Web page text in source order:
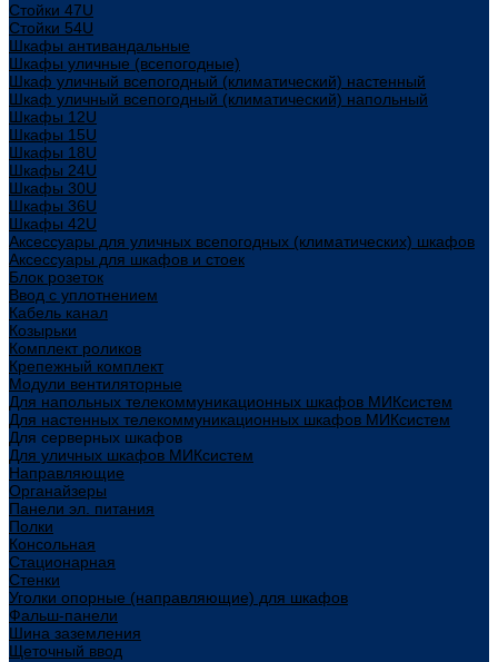
Стойки 47U
Стойки 54U
Шкафы антивандальные
Шкафы уличные (всепогодные)
Шкаф уличный всепогодный (климатический) настенный
Шкаф уличный всепогодный (климатический) напольный
Шкафы 12U
Шкафы 15U
Шкафы 18U
Шкафы 24U
Шкафы 30U
Шкафы 36U
Шкафы 42U
Аксессуары для уличных всепогодных (климатических) шкафов
Аксессуары для шкафов и стоек
Блок розеток
Ввод с уплотнением
Кабель канал
Козырьки
Комплект роликов
Крепежный комплект
Модули вентиляторные
Для напольных телекоммуникационных шкафов МИКсистем
Для настенных телекоммуникационных шкафов МИКсистем
Для серверных шкафов
Для уличных шкафов МИКсистем
Направляющие
Органайзеры
Панели эл. питания
Полки
Консольная
Стационарная
Стенки
Уголки опорные (направляющие) для шкафов
Фальш-панели
Шина заземления
Щеточный ввод